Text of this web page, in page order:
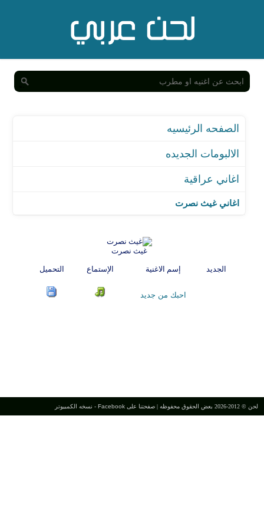
الالبومات الجديده
اغاني عراقية
اغاني غيث نصرت
غيث نصرت
الجديد إسم الاغنية الإستماع التحميل
احبك من جديد
لحن © 2012-2026 بعض الحقوق محفوظه | صفحتنا على Facebook - نسخه الكمبيوتر